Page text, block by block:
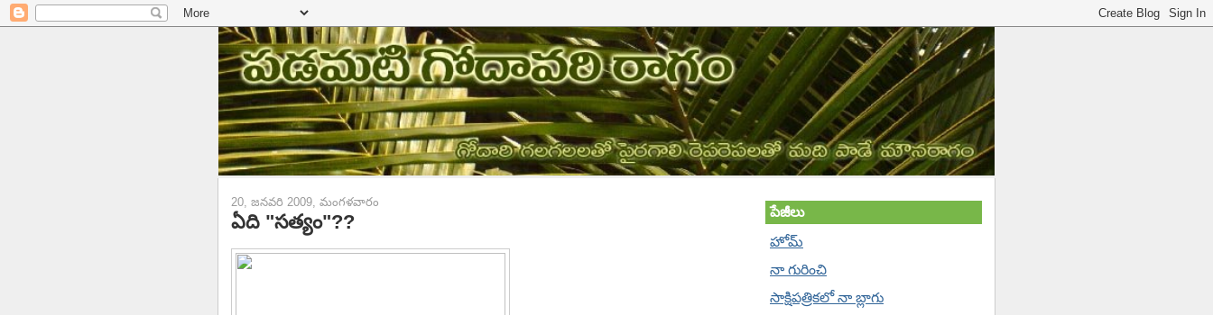
20, జనవరి 2009, మంగళవారం
ఏది "సత్యం"??
పేజీలు
హోమ్
నా గురించి
సాక్షిపత్రికలో నా బ్లాగు